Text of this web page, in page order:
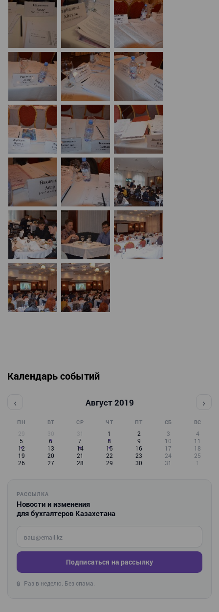
Календарь событий
‹ Август 2019 ›
ПН ВТ СР ЧТ ПТ СБ ВС
29 30 31 1 2 3
4
5
6 7 8 9 10
11
12
13 14 15 16 17
18
19
20 21 22 23 24
25
26
27 28 29 30 31 1
РАССЫЛКА
Новости и изменения
для бухгалтеров Казахстана
Введите ваш e-mail
Подписаться на рассылку
🔒 Раз в неделю. Без спама.